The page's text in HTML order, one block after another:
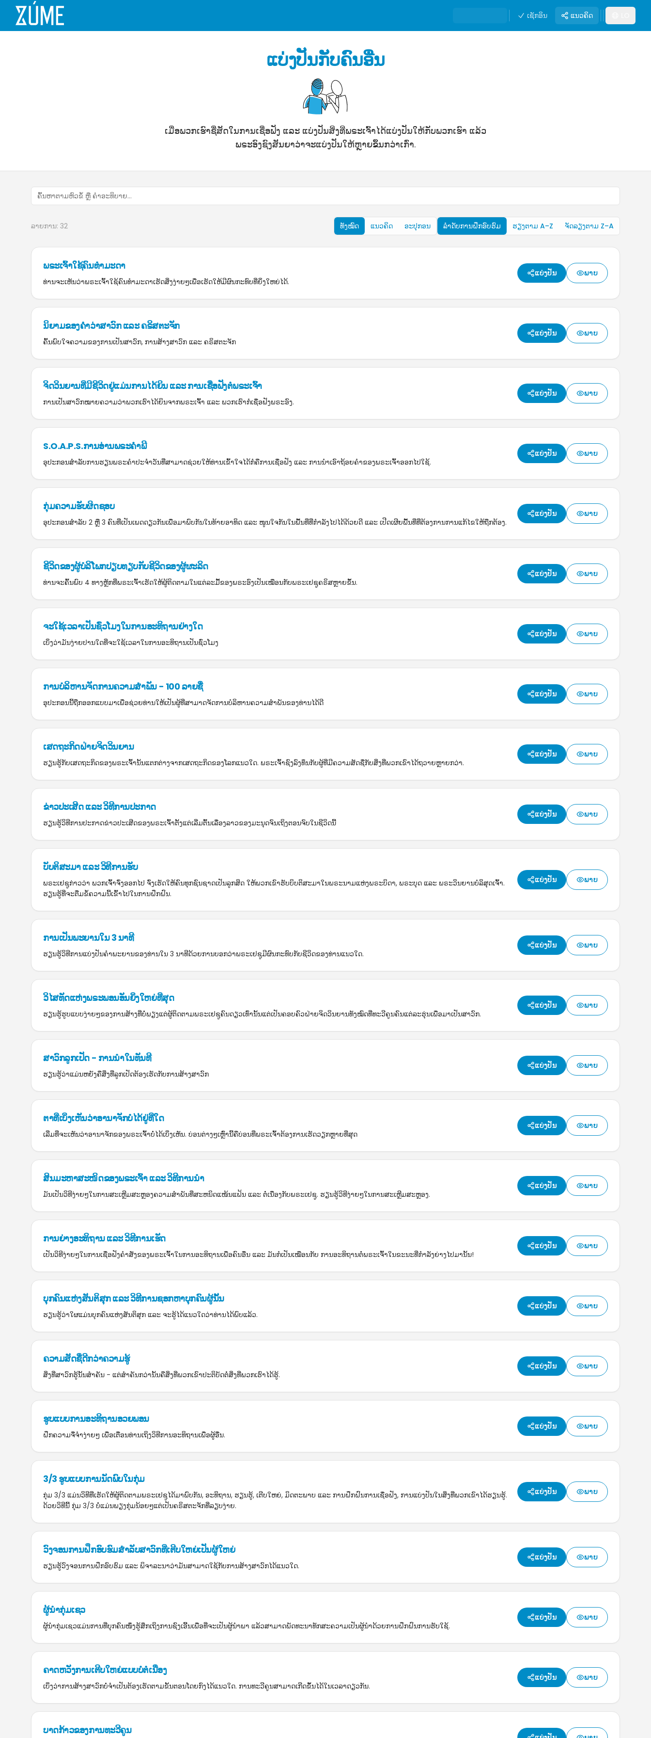
ເຊັກອິນ ແນວຄິດ
ແບ່ງປັນກັບຄົນອື່ນ
ເມື່ອພວກເຮົາຊື່ສັດໃນການເຊື່ອຟັງ ແລະ ແບ່ງປັນສິ່ງທີ່ພຣະເຈົ້າໄດ້ແບ່ງປັນໃຫ້ກັບພວກເຮົາ ແລ້ວ
ພຣະອົງຊົງສັນຍາວ່າຈະແບ່ງປັນໃຫ້ຫຼາຍຂຶ້ນກວ່າເກົ່າ.
ຄົ້ນຫາແນວຄິດ ແລະ ອຸປະກອນ
ລາຍການ: 32 ທັງໝົດ ແນວຄິດ ອະປຸກອນ ລຳດັບການຝຶກອົບຮົມ ຮຽງຕາມ A–Z ຈັດລຽງຕາມ Z–A
ພຣະເຈົ້າໃຊ້ຄົນທໍາມະດາ
ທ່ານຈະເຫັນວ່າພຣະເຈົ້າໃຊ້ຄົນທໍາມະດາເຮັດສິ່ງງ່າຍໆເພື່ອເຮັດໃຫ້ມີຜົນກະທົບທີ່ຍິ່ງໃຫຍ່ໄດ້.
ແບ່ງປັນ ພາບ
ນິຍາມຂອງຄໍາວ່າສາວົກ ແລະ ຄຣິສຕະຈັກ
ຄົ້ນພົບໃຈຄວາມຂອງການເປັນສາວົກ, ການສ້າງສາວົກ ແລະ ຄຣິສຕະຈັກ
ແບ່ງປັນ ພາບ
ຈິດວິນຍານທີ່ມີຊີວິດຢູ່ແມ່ນການໄດ້ຍິນ ແລະ ການເຊື່ອຟັງຕໍ່ພຣະເຈົ້າ
ການເປັນສາວົກໝາຍຄວາມວ່າພວກເຮົາໄດ້ຍິນຈາກພຣະເຈົ້າ ແລະ ພວກເຮົາກໍເຊື່ອຟັງພຣະອົງ.
ແບ່ງປັນ ພາບ
S.O.A.P.S.ການອ່ານພຣະຄຳພີ
ອຸປະກອນສຳລັບການຮຽນພຣະຄຳປະຈຳວັນທີ່ສາມາດຊ່ວຍໃຫ້ທ່ານເຂົ້າໃຈໄດ້ກໍຄືການເຊື່ອຟັງ ແລະ ການນຳເອົາຖ້ອຍຄຳຂອງພຣະເຈົ້າອອກໄປໃຊ້.
ແບ່ງປັນ ພາບ
ກຸ່ມຄວາມຮັບຜິດຊອບ
ອຸປະກອນສຳລັບ 2 ຫຼື 3 ຄົນທີ່ເປັນເພດດຽວກັນເພື່ອມາພົບກັນໃນທ້າຍອາທິດ ແລະ ໜູນໃຈກັນໃນພື້ນທີ່ທີ່ກຳລັງໄປໄດ້ດ້ວຍດີ ແລະ ເປີດເຜີຍພື້ນທີ່ທີ່ຕ້ອງການການແກ້ໄຂໃຫ້ຖືກຕ້ອງ.
ແບ່ງປັນ ພາບ
ຊີວິດຂອງຜູ້ບໍລິໂພກປຽບທຽບກັບຊີວິດຂອງຜູ້ຜະລິດ
ທ່ານຈະຄົ້ນພົບ 4 ທາງຫຼັກທີ່ພຣະເຈົ້າເຮັດໃຫ້ຜູ້ຕິດຕາມໃນແຕ່ລະມື້ຂອງພຣະອົງເປັນເໝືອນກັບພຣະເຢຊູຄຣິສຫຼາຍຂຶ້ນ.
ແບ່ງປັນ ພາບ
ຈະໃຊ້ເວລາເປັນຊົ່ວໂມງໃນການອະທິຖານຢ່າງໃດ
ເບິ່ງວ່າມັນງ່າຍປານໃດທີ່ຈະໃຊ້ເວລາໃນການອະທິຖານເປັນຊົ່ວໂມງ
ແບ່ງປັນ ພາບ
ການບໍລິຫານຈັດການຄວາມສຳພັນ - 100 ລາຍຊື່
ອຸປະກອນນີ້ຖືກອອກແບບມາເພື່ອຊ່ວຍທ່ານໃຫ້ເປັນຜູ້ທີ່ສາມາດຈັດການບໍລິຫານຄວາມສຳພັນຂອງທ່ານໄດ້ດີ
ແບ່ງປັນ ພາບ
ເສດຖະກິດຝ່າຍຈິດວິນຍານ
ຮຽນຮູ້ກັບເສດຖະກິດຂອງພຣະເຈົ້ານັ້ນແຕກຕ່າງຈາກເສດຖະກິດຂອງໂລກແນວໃດ. ພຣະເຈົ້າຊົງລົງທຶນກັບຜູ້ທີ່ມີຄວາມສັດຊື່ກັບສິ່ງທີ່ພວກເຂົາໄດ້ຖວາຍຫຼາຍກວ່າ.
ແບ່ງປັນ ພາບ
ຂ່າວປະເສີດ ແລະ ວິທີການປະກາດ
ຮຽນຮູ້ວິທີການປະກາດຂ່າວປະເສີດຂອງພຣະເຈົ້າຕັ້ງແຕ່ເລີ່ມຕົ້ນເລື່ອງລາວຂອງມະນຸດຈົນເຖິງຕອນຈົບໃນຊີວິດນີ້
ແບ່ງປັນ ພາບ
ບັບຕິສະມາ ແລະ ວິທີການຮັບ
ພຣະເຢຊູກ່າວວ່າ ພວກເຈົ້າຈົ່ງອອກໄປ ຈົ່ງເຮັດໃຫ້ຄົນທຸກຊົນຊາດເປັນລູກສິດ ໃຫ້ພວກເຂົາຮັບບິບຕິສະມາໃນພຣະນາມແຫ່ງພຣະບິດາ, ພຣະບຸດ ແລະ ພຣະວິນຍານບໍລິສຸດເຈົ້າ.
ຮຽນຮູ້ທີ່ຈະຕື່ມຂໍ້ຄວາມນີ້ເຂົ້າໄປໃນການຝຶກຝົນ.
ແບ່ງປັນ ພາບ
ການເປັນພະຍານໃນ 3 ນາທີ
ຮຽນຮູ້ວິທີການແບ່ງປັນຄຳພະຍານຂອງທ່ານໃນ 3 ນາທີດ້ວຍການບອກວ່າພຣະເຢຊູມີຜົນກະທົບກັບຊີວິດຂອງທ່ານແນວໃດ.
ແບ່ງປັນ ພາບ
ວິໄສທັດແຫ່ງພຣະພອນອັນຍິ່ງໃຫຍ່ທີ່ສຸດ
ຮຽນຮູ້ຮູບແບບງ່າຍໆຂອງການສ້າງທີ່ບໍ່ພຽງແຕ່ຜູ້ຕິດຕາມພຣະເຢຊູຄົນດຽວເທົ່ານັ້ນແຕ່ເປັນຄອບຄົວຝ່າຍຈິດວິນຍານທັງໝົດທີ່ທະວີຄູນຄົນແຕ່ລະຮຸ່ນເພື່ອມາເປັນສາວົກ.
ແບ່ງປັນ ພາບ
ສາວົກລູກເປັດ - ການນຳໃນທັນທີ
ຮຽນຮູ້ວ່າແມ່ນຫຍັງຄືສິ່ງທີ່ລູກເປັດຕ້ອງເຮັດກັບການສ້າງສາວົກ
ແບ່ງປັນ ພາບ
ຕາທີ່ເບິ່ງເຫັນວ່າອານາຈັກບໍ່ໄດ້ຢູ່ທີ່ໃດ
ເລີ່ມທີ່ຈະເຫັນວ່າອານາຈັກຂອງພຣະເຈົ້າບໍ່ໄດ້ເບິ່ງເຫັນ. ບ່ອນຕ່າງໆເຫຼົ່ານີ້ຄືບ່ອນທີ່ພຣະເຈົ້າຕ້ອງການເຮັດວຽກຫຼາຍທີ່ສຸດ
ແບ່ງປັນ ພາບ
ສິນມະຫາສະໜິດຂອງພຣະເຈົ້າ ແລະ ວິທີການນຳ
ມັນເປັນວິທີງ່າຍໆໃນການສະເຫຼີມສະຫຼອງຄວາມສຳພັນທີ່ສະຫນິດແໜ້ນແຟ້ນ ແລະ ຕໍ່ເນື່ອງກັບພຣະເຢຊູ. ຮຽນຮູ້ວິທີງ່າຍໆໃນການສະເຫຼີມສະຫຼອງ.
ແບ່ງປັນ ພາບ
ການຍ່າງອະທິຖານ ແລະ ວິທີການເຮັດ
ເປັນວິທີງ່າຍໆໃນການເຊື່ອຟັງຄຳສັ່ງຂອງພຣະເຈົ້າໃນການອະທິຖານເພື່ອຄົນອື່ນ ແລະ ມັນກໍເປັນເໝືອນກັບ ການອະທິຖານຕໍ່ພຣະເຈົ້າໃນຂະນະທີ່ກຳລັງຍ່າງໄປມານັ້ນ!
ແບ່ງປັນ ພາບ
ບຸກຄົນແຫ່ງສັນຕິສຸກ ແລະ ວິທີການຊອກຫາບຸກຄົນຜູ້ນັ້ນ
ຮຽນຮູ້ວ່າໃຜແມ່ນບຸກຄົນແຫ່ງສັນຕິສຸກ ແລະ ຈະຮູ້ໄດ້ແນວໃດວ່າທ່ານໄດ້ພົບແລ້ວ.
ແບ່ງປັນ ພາບ
ຄວາມສັດຊື່ດີກວ່າຄວາມຮູ້
ສິ່ງທີ່ສາວົກຮູ້ນັ້ນສຳຄັນ - ແຕ່ສຳຄັນກວ່ານັ້ນຄືສິ່ງທີ່ພວກເຂົາປະຕິບັດຕໍ່ສິ່ງທີ່ພວກເຮົາໄດ້ຮູ້.
ແບ່ງປັນ ພາບ
ຮູບແບບການອະທິຖານອວຍພອນ
ຝຶກຄວາມຈື່ຈຳງ່າຍໆ ເພື່ອເຕື່ອນທ່ານເຖິງວິທີການອະທິຖານເພື່ອຜູ້ອື່ນ.
ແບ່ງປັນ ພາບ
3/3 ຮູບແບບການນັດພົບໃນກຸ່ມ
ກຸ່ມ 3/3 ແມ່ນວິທີທີ່ເຮັດໃຫ້ຜູ້ຕິດຕາມພຣະເຢຊູໄດ້ມາພົບກັນ, ອະທິຖານ, ຮຽນຮູ້, ເຕີບໃຫຍ່, ມິດຕະພາບ ແລະ ການຝຶກຝົນການເຊື່ອຟັງ, ການແບ່ງປັນໃນສິ່ງທີ່ພວກເຂົາໄດ້ຮຽນຮູ້.
ດ້ວຍວິທີນີ້ ກຸ່ມ 3/3 ບໍ່ແມ່ນພຽງກຸ່ມນ້ອຍໆແຕ່ເປັນຄຣິສຕະຈັກທີ່ລຽບງ່າຍ.
ແບ່ງປັນ ພາບ
ວົງຈອນການຝຶກອົບຮົມສຳລັບສາວົກທີ່ເຕີບໃຫຍ່ເປັນຜູ້ໃຫຍ່
ຮຽນຮູ້ວົງຈອນການຝຶກອົບຮົມ ແລະ ພິຈາລະນາວ່າມັນສາມາດໃຊ້ກັບການສ້າງສາວົກໄດ້ແນວໃດ.
ແບ່ງປັນ ພາບ
ຜູ້ນຳກຸ່ມເຊວ
ຜູ້ນຳກຸ່ມເຊວແມ່ນການທີ່ບຸກຄົນໜຶ່ງຮູ້ສຶກເຖິງການຊົງເອີ້ນເພື່ອທີ່ຈະເປັນຜູ້ນຳພາ ແລ້ວສາມາດພັດທະນາທັກສະຄວາມເປັນຜູ້ນຳດ້ວຍການຝຶກຝົນການຮັບໃຊ້.
ແບ່ງປັນ ພາບ
ຄາດຫວັງການເຕີບໃຫຍ່ແບບບໍ່ຕໍ່ເນື່ອງ
ເບິ່ງວ່າການສ້າງສາວົກບໍ່ຈຳເປັນຕ້ອງເຮັດຕາມຂັ້ນຕອນໂດຍກົງໄດ້ແນວໃດ. ການທະວີຄູນສາມາດເກີດຂຶ້ນໄດ້ໃນເວລາດຽວກັນ.
ແບ່ງປັນ ພາບ
ບາດກ້າວຂອງການທະວີຄູນ